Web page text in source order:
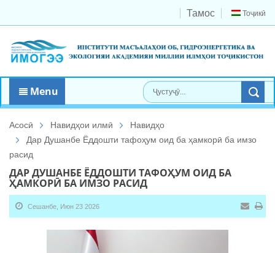
Тоҷикӣ
Тамос
Menu
Асосӣ Навидҳои илмӣ
Навидҳо
Дар Душанбе Ёддошти тафоҳум оид ба ҳамкорӣ ба имзо
расид
ДАР ДУШАНБЕ ЁДДОШТИ ТАФОҲУМ ОИД БА
ҲАМКОРӢ БА ИМЗО РАСИД
Сешанбе, Июн 23 2026